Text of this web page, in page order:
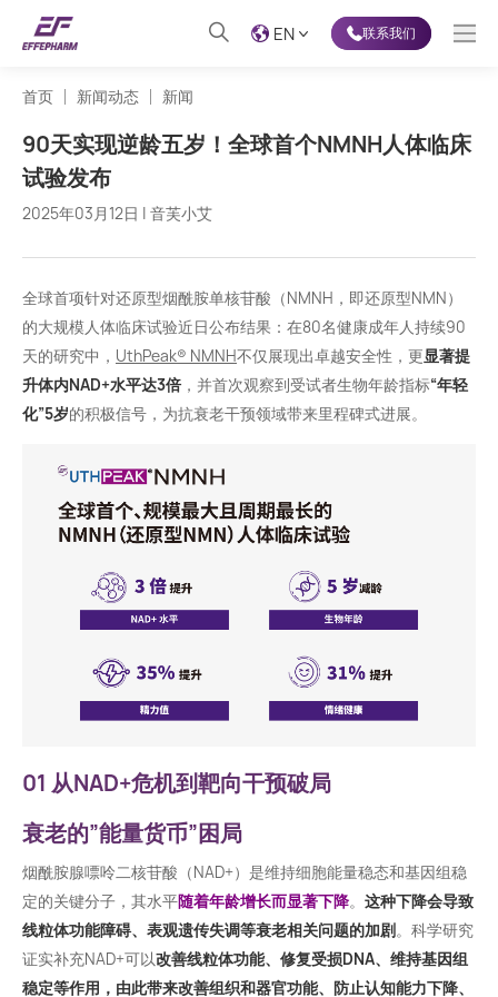
EN 联系我们
首页 新闻动态 新闻
90天实现逆龄五岁！全球首个NMNH人体临床
试验发布
2025年03月12日 | 音芙小艾
全球首项针对还原型烟酰胺单核苷酸（NMNH，即还原型NMN）
的大规模人体临床试验近日公布结果：在80名健康成年人持续90
天的研究中， UthPeak® NMNH不仅展现出卓越安全性，更显著提
升体内NAD+水平达3倍 ，并首次观察到受试者生物年龄指标“年轻
化”5岁的积极信号，为抗衰老干预领域带来里程碑式进展。
01 从NAD+危机到靶向干预破局
衰老的”能量货币”困局
烟酰胺腺嘌呤二核苷酸（NAD+）是维持细胞能量稳态和基因组稳
定的关键分子，其水平随着年龄增长而显著下降。 这种下降会导致
线粒体功能障碍、表观遗传失调等衰老相关问题的加剧。科学研究
证实补充NAD+可以改善线粒体功能、修复受损DNA、维持基因组
稳定等作用，由此带来改善组织和器官功能、防止认知能力下降、